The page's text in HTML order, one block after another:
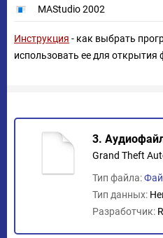
MAStudio 2002
Инструкция - как выбрать
использовать ее для открытия
3.
Grand Theft
Тип файла:
Тип данных:
Разработчик: